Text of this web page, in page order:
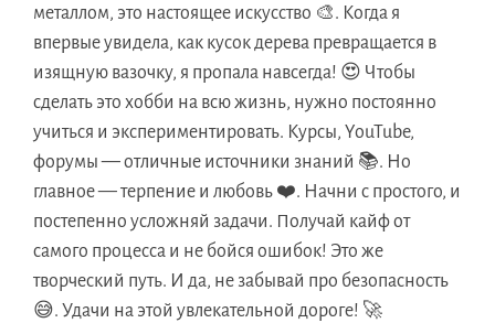
металлом, это настоящее искусство 🎨. Когда я
впервые увидела, как кусок дерева превращается в
изящную вазочку, я пропала навсегда! 😍 Чтобы
сделать это хобби на всю жизнь, нужно постоянно
учиться и экспериментировать. Курсы, YouTube,
форумы — отличные источники знаний 📚. Но
главное — терпение и любовь ❤️. Начни с простого, и
постепенно усложняй задачи. Получай кайф от
самого процесса и не бойся ошибок! Это же
творческий путь. И да, не забывай про безопасность
😅. Удачи на этой увлекательной дороге! 🚀